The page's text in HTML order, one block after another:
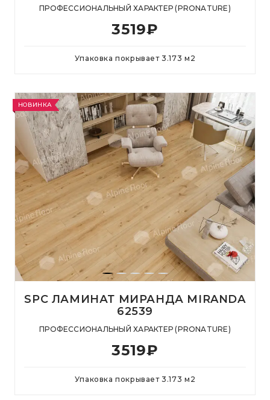
ПРОФЕССИОНАЛЬНЫЙ ХАРАКТЕР (PRONATURE)
3519₽
Упаковка покрывает3.173 м 2
НОВИНКА
SPC ЛАМИНАТ МИРАНДА MIRANDA
62539
ПРОФЕССИОНАЛЬНЫЙ ХАРАКТЕР (PRONATURE)
3519₽
Упаковка покрывает3.173 м 2